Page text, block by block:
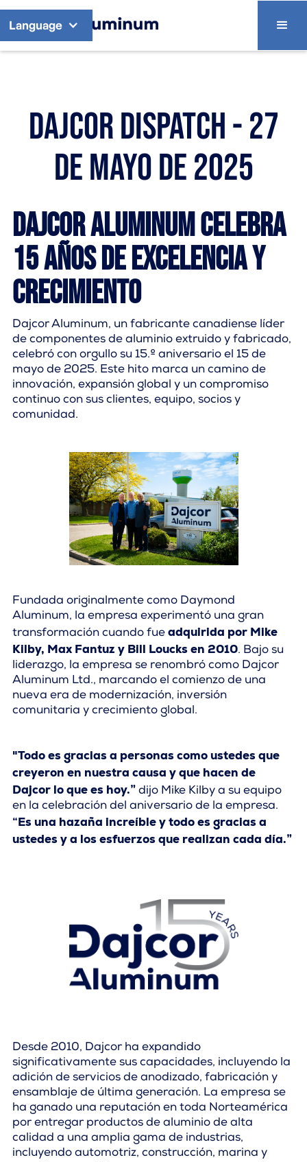
Language
Dajcor Dispatch - 27
de mayo de 2025
Dajcor Aluminum Celebra
15 Años de Excelencia y
Crecimiento
Dajcor Aluminum, un fabricante canadiense líder
de componentes de aluminio extruido y fabricado,
celebró con orgullo su 15.º aniversario el 15 de
mayo de 2025. Este hito marca un camino de
innovación, expansión global y un compromiso
continuo con sus clientes, equipo, socios y
comunidad.
Fundada originalmente como Daymond
Aluminum, la empresa experimentó una gran
transformación cuando fue adquirida por Mike
Kilby, Max Fantuz y Bill Loucks en 2010. Bajo su
liderazgo, la empresa se renombró como Dajcor
Aluminum Ltd., marcando el comienzo de una
nueva era de modernización, inversión
comunitaria y crecimiento global.
"Todo es gracias a personas como ustedes que
creyeron en nuestra causa y que hacen de
Dajcor lo que es hoy.” dijo Mike Kilby a su equipo
en la celebración del aniversario de la empresa.
“Es una hazaña increíble y todo es gracias a
ustedes y a los esfuerzos que realizan cada día.”
Desde 2010, Dajcor ha expandido
significativamente sus capacidades, incluyendo la
adición de servicios de anodizado, fabricación y
ensamblaje de última generación. La empresa se
ha ganado una reputación en toda Norteamérica
por entregar productos de aluminio de alta
calidad a una amplia gama de industrias,
incluyendo automotriz, construcción, marina y